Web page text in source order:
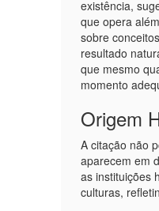
existência,
que opera
sobre
resultado
que mesmo
momento
Origem
A citação não
aparecem em
as instituições
culturas,